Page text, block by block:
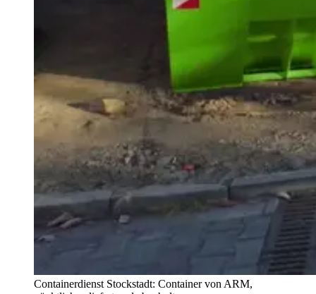
Containerdienst Stockstadt: Container von ARM,